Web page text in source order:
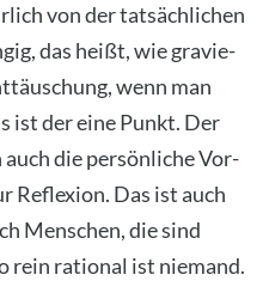
von der tat­säch­li­chen
das heißt, wie gra­vie­
wenn man
ist der eine Punkt. Der
die per­sön­li­che Vor­
Refle­xi­on. Das ist auch
Men­schen, die sind
rein ratio­nal ist nie­mand.